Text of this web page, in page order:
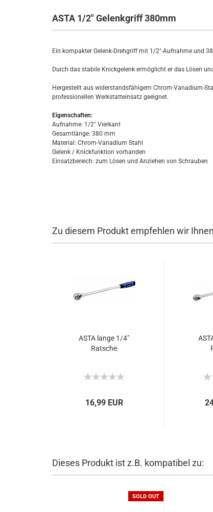
ASTA 1/2" Gelenkgriff 380mm
Ein kompakter Gelenk-Drehgriff mit 1/2″-Aufnahme und
Durch das stabile Knickgelenk ermöglicht er das Lösen
Hergestellt aus widerstandsfähigem Chrom-Vanadium-
professionellen Werkstatteinsatz geeignet.
Eigenschaften:
Aufnahme: 1/2″ Vierkant
Gesamtlänge: 380 mm
Material: Chrom-Vanadium Stahl
Gelenk / Knickfunktion vorhanden
Einsatzbereich: zum Lösen und Anziehen von Schrauben
Zu diesem Produkt empfehlen wir
ASTA lange 1/4"
Ratsche
16,99 EUR
Dieses Produkt ist z.B. kompatibel zu:
SOLD OUT